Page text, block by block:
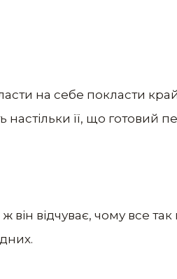
на себе покласти
її, що готовий
він відчуває, чому все